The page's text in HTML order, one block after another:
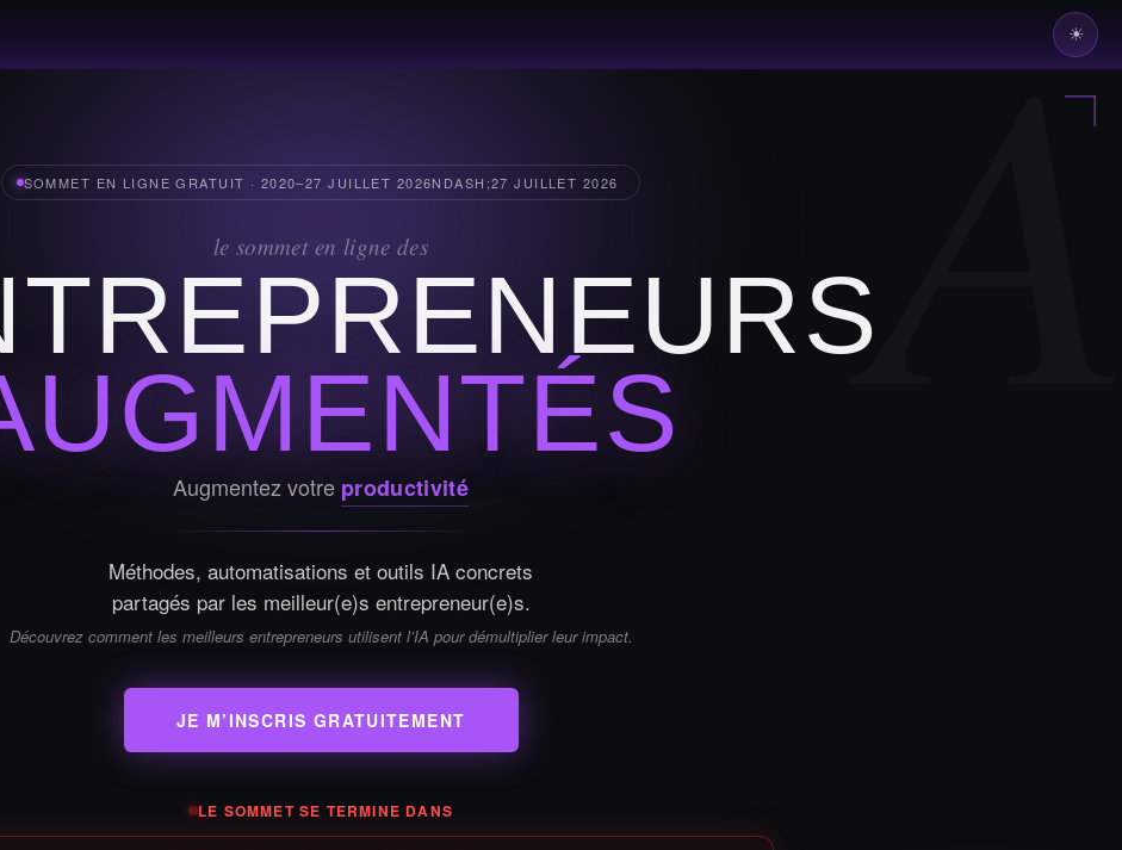
☀
SOMMET EN LIGNE GRATUIT · 2020–27 JUILLET 2026NDASH;27 JUILLET 2026
le sommet en ligne des
Augmentez votre productivité
Méthodes, automatisations et outils IA concrets
partagés par les meilleur(e)s entrepreneur(e)s.
Découvrez comment les meilleurs entrepreneurs utilisent l’IA pour démultiplier leur impact.
JE M’INSCRIS GRATUITEMENT
LE SOMMET SE TERMINE DANS